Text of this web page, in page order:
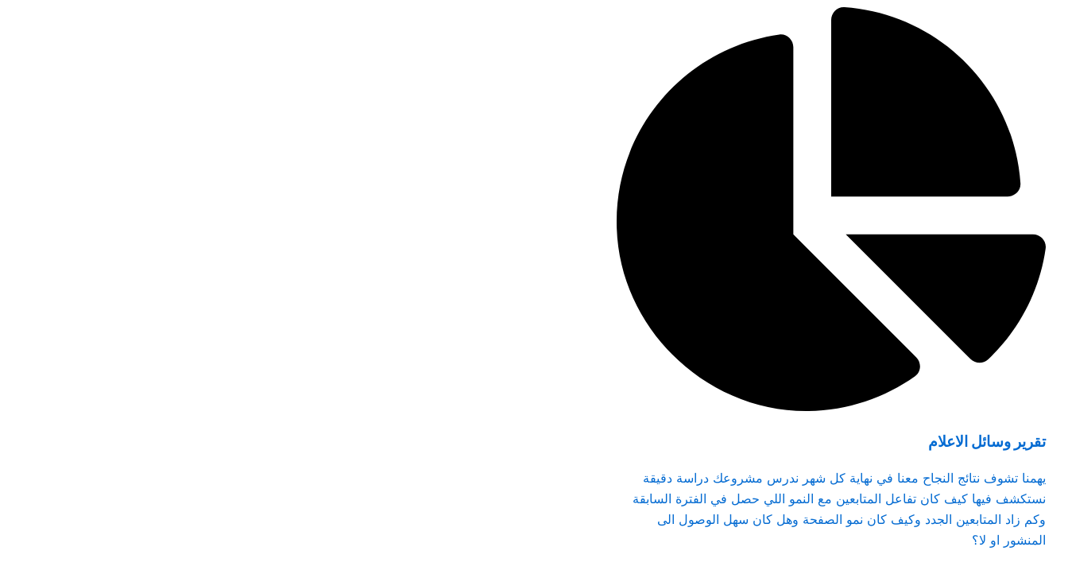
تقرير وسائل الاعلام
يهمنا تشوف نتائج النجاح معنا في نهاية كل شهر ندرس مشروعك دراسة دقيقة
نستكشف فيها كيف كان تفاعل المتابعين مع النمو اللي حصل في الفترة السابقة
وكم زاد المتابعين الجدد وكيف كان نمو الصفحة وهل كان سهل الوصول الى
المنشور او لا؟